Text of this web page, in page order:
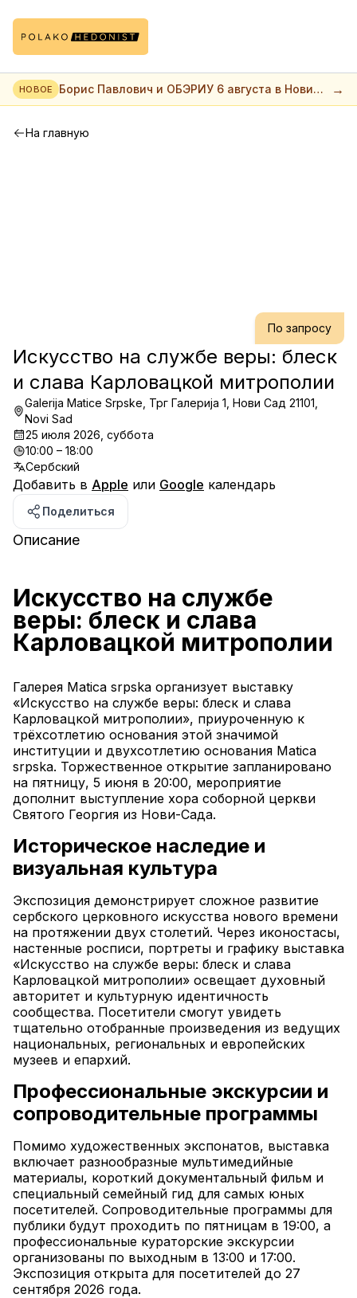
НОВОЕ
Борис Павлович и ОБЭРИУ 6 августа в Нови
саде
→
На главную
По запросу
Искусство на службе веры: блеск
и слава Карловацкой митрополии
Galerija Matice Srpske, Трг Галерија 1, Нови Сад 21101,
Novi Sad
25 июля 2026, суббота
10:00 – 18:00
Сербский
Добавить в Apple или Google календарь
Поделиться
Описание
Искусство на службе
веры: блеск и слава
Карловацкой митрополии
Галерея Matica srpska организует выставку
«Искусство на службе веры: блеск и слава
Карловацкой митрополии», приуроченную к
трёхсотлетию основания этой значимой
институции и двухсотлетию основания Matica
srpska. Торжественное открытие запланировано
на пятницу, 5 июня в 20:00, мероприятие
дополнит выступление хора соборной церкви
Святого Георгия из Нови-Сада.
Историческое наследие и
визуальная культура
Экспозиция демонстрирует сложное развитие
сербского церковного искусства нового времени
на протяжении двух столетий. Через иконостасы,
настенные росписи, портреты и графику выставка
«Искусство на службе веры: блеск и слава
Карловацкой митрополии» освещает духовный
авторитет и культурную идентичность
сообщества. Посетители смогут увидеть
тщательно отобранные произведения из ведущих
национальных, региональных и европейских
музеев и епархий.
Профессиональные экскурсии и
сопроводительные программы
Помимо художественных экспонатов, выставка
включает разнообразные мультимедийные
материалы, короткий документальный фильм и
специальный семейный гид для самых юных
посетителей. Сопроводительные программы для
публики будут проходить по пятницам в 19:00, а
профессиональные кураторские экскурсии
организованы по выходным в 13:00 и 17:00.
Экспозиция открыта для посетителей до 27
сентября 2026 года.